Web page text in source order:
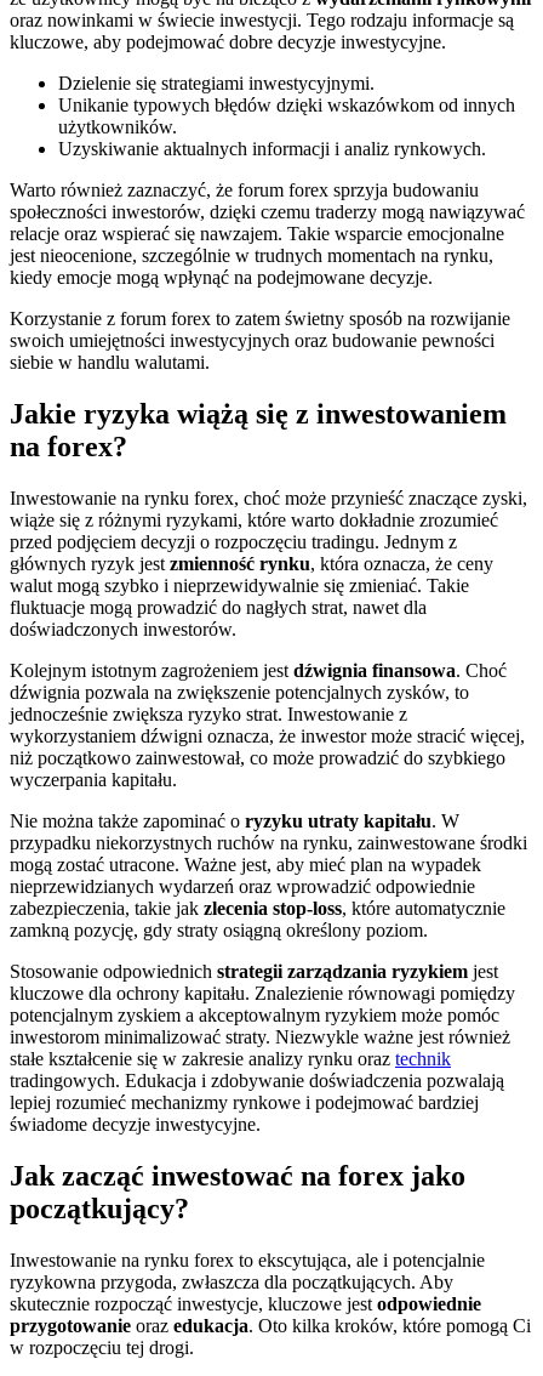
oraz nowinkami w świecie inwestycji. Tego rodzaju informacje są
kluczowe, aby podejmować dobre decyzje inwestycyjne.
Dzielenie się strategiami inwestycyjnymi.
Unikanie typowych błędów dzięki wskazówkom od innych
użytkowników.
Uzyskiwanie aktualnych informacji i analiz rynkowych.
Warto również zaznaczyć, że forum forex sprzyja budowaniu
społeczności inwestorów, dzięki czemu traderzy mogą nawiązywać
relacje oraz wspierać się nawzajem. Takie wsparcie emocjonalne
jest nieocenione, szczególnie w trudnych momentach na rynku,
kiedy emocje mogą wpłynąć na podejmowane decyzje.
Korzystanie z forum forex to zatem świetny sposób na rozwijanie
swoich umiejętności inwestycyjnych oraz budowanie pewności
siebie w handlu walutami.
Jakie ryzyka wiążą się z inwestowaniem
na forex?
Inwestowanie na rynku forex, choć może przynieść znaczące zyski,
wiąże się z różnymi ryzykami, które warto dokładnie zrozumieć
przed podjęciem decyzji o rozpoczęciu tradingu. Jednym z
głównych ryzyk jest zmienność rynku, która oznacza, że ceny
walut mogą szybko i nieprzewidywalnie się zmieniać. Takie
fluktuacje mogą prowadzić do nagłych strat, nawet dla
doświadczonych inwestorów.
Kolejnym istotnym zagrożeniem jest dźwignia finansowa. Choć
dźwignia pozwala na zwiększenie potencjalnych zysków, to
jednocześnie zwiększa ryzyko strat. Inwestowanie z
wykorzystaniem dźwigni oznacza, że inwestor może stracić więcej,
niż początkowo zainwestował, co może prowadzić do szybkiego
wyczerpania kapitału.
Nie można także zapominać o ryzyku utraty kapitału. W
przypadku niekorzystnych ruchów na rynku, zainwestowane środki
mogą zostać utracone. Ważne jest, aby mieć plan na wypadek
nieprzewidzianych wydarzeń oraz wprowadzić odpowiednie
zabezpieczenia, takie jak zlecenia stop-loss, które automatycznie
zamkną pozycję, gdy straty osiągną określony poziom.
Stosowanie odpowiednich strategii zarządzania ryzykiem jest
kluczowe dla ochrony kapitału. Znalezienie równowagi pomiędzy
potencjalnym zyskiem a akceptowalnym ryzykiem może pomóc
inwestorom minimalizować straty. Niezwykle ważne jest również
stałe kształcenie się w zakresie analizy rynku oraz technik
tradingowych. Edukacja i zdobywanie doświadczenia pozwalają
lepiej rozumieć mechanizmy rynkowe i podejmować bardziej
świadome decyzje inwestycyjne.
Jak zacząć inwestować na forex jako
początkujący?
Inwestowanie na rynku forex to ekscytująca, ale i potencjalnie
ryzykowna przygoda, zwłaszcza dla początkujących. Aby
skutecznie rozpocząć inwestycje, kluczowe jest odpowiednie
przygotowanie oraz edukacja. Oto kilka kroków, które pomogą Ci
w rozpoczęciu tej drogi.